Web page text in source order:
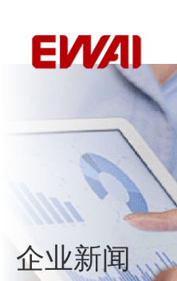
企业新闻